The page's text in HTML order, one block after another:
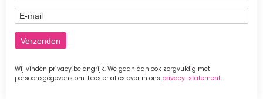
E-mail
Wij vinden privacy belangrijk. We gaan dan ook zorgvuldig met
persoonsgegevens om. Lees er alles over in ons privacy-statement.